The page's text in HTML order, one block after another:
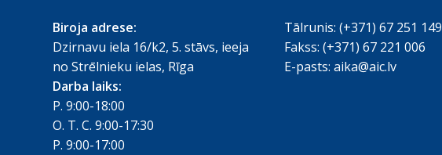
Biroja adrese:
Dzirnavu iela 16/k2, 5. stāvs, ieeja
no Strēlnieku ielas, Rīga
Darba laiks:
P. 9:00-18:00
O. T. C. 9:00-17:30
P. 9:00-17:00
Tālrunis:(+371) 67 251 149
Fakss:(+371) 67 221 006
E-pasts:aika@aic.lv